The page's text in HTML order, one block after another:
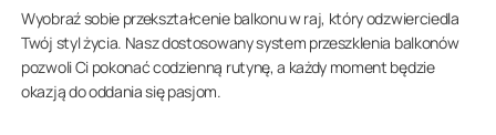
Wyobraź sobie przekształcenie balkonu w raj, który odzwierciedla
Twój styl życia. Nasz dostosowany system przeszklenia balkonów
pozwoli Ci pokonać codzienną rutynę, a każdy moment będzie
okazją do oddania się pasjom.